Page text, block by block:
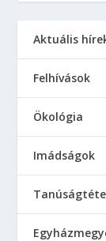
Aktuális
Felhívások
Ökológia
Imádságok